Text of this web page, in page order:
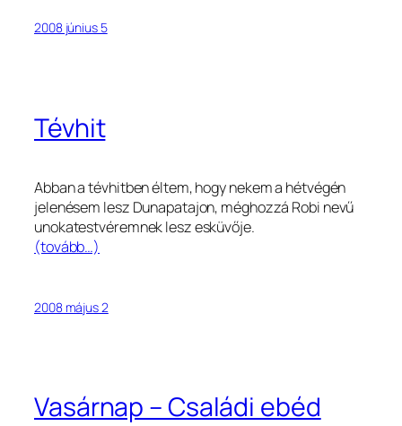
2008 június 5
Tévhit
Abban a tévhitben éltem, hogy nekem a hétvégén
jelenésem lesz Dunapatajon, méghozzá Robi nevű
unokatestvéremnek lesz esküvője.
(tovább…)
2008 május 2
Vasárnap – Családi ebéd